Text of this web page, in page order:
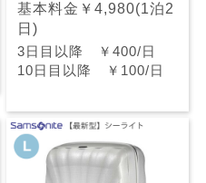
基本料金￥4,980(1泊2
日)
3日目以降 ￥400/日
10日目以降 ￥100/日